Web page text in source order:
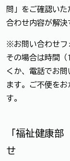
問」をご確認い
合わせ内容が解決
※お問い合わせフ
その場合は時間
くか、電話でお
ます。ご不便を
す。
「福祉健康
せ